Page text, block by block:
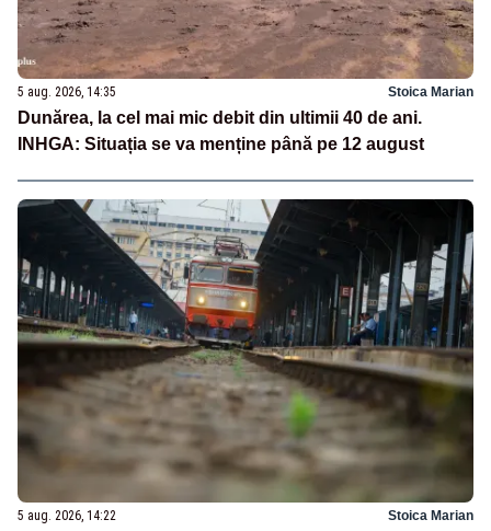
5 aug. 2026, 14:35 Stoica Marian
Dunărea, la cel mai mic debit din ultimii 40 de ani.
INHGA: Situația se va menține până pe 12 august
5 aug. 2026, 14:22 Stoica Marian